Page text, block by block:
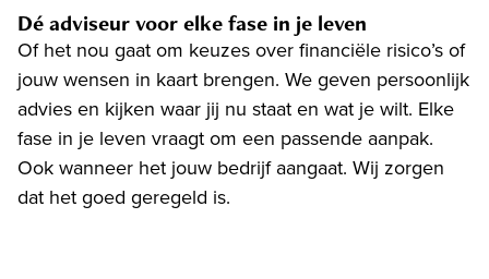
Dé adviseur voor elke fase in je leven
Of het nou gaat om keuzes over financiële risico’s of
jouw wensen in kaart brengen. We geven persoonlijk
advies en kijken waar jij nu staat en wat je wilt. Elke
fase in je leven vraagt om een passende aanpak.
Ook wanneer het jouw bedrijf aangaat. Wij zorgen
dat het goed geregeld is.